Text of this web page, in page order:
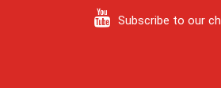
Subscribe to our